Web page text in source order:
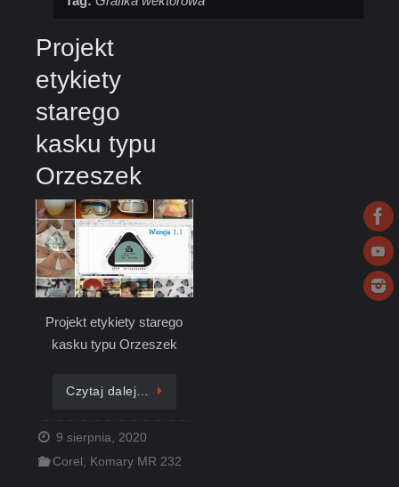
Projekt
etykiety
starego
kasku typu
Orzeszek
Projekt etykiety starego
kasku typu Orzeszek
Czytaj dalej…
9 sierpnia, 2020
Corel , Komary MR 232